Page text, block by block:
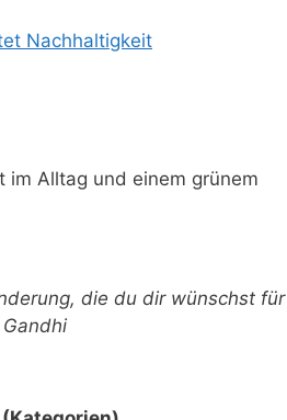
Nachhaltigkeit
im Alltag und einem grünem
die du dir wünschst für